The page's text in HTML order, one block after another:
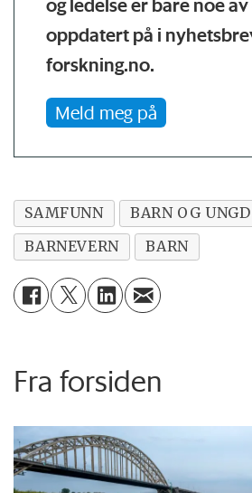
og ledelse er bare noe
oppdatert på i
forskning.no.
Meld meg på
SAMFUNN
BARN OG
BARNEVERN
BARN
Fra forsiden